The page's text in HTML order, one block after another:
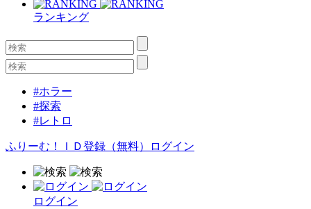
ランキング
#ホラー
#探索
#レトロ
ふりーむ！ＩＤ登録（無料） ログイン
ログイン